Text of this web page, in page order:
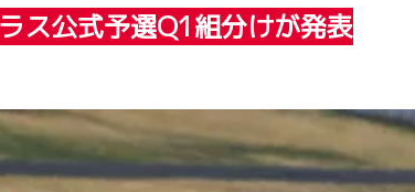
ス公式予選Q1組分けが発表